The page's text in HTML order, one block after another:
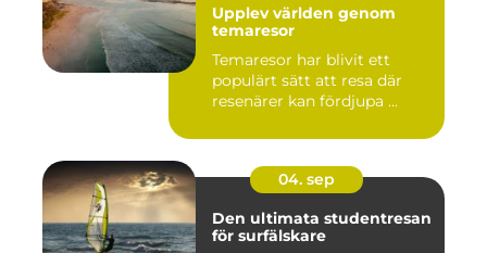
Upplev världen genom
temaresor
Temaresor har blivit ett
populärt sätt att resa där
resenärer kan fördjupa ...
04. sep
Den ultimata studentresan
för surfälskare